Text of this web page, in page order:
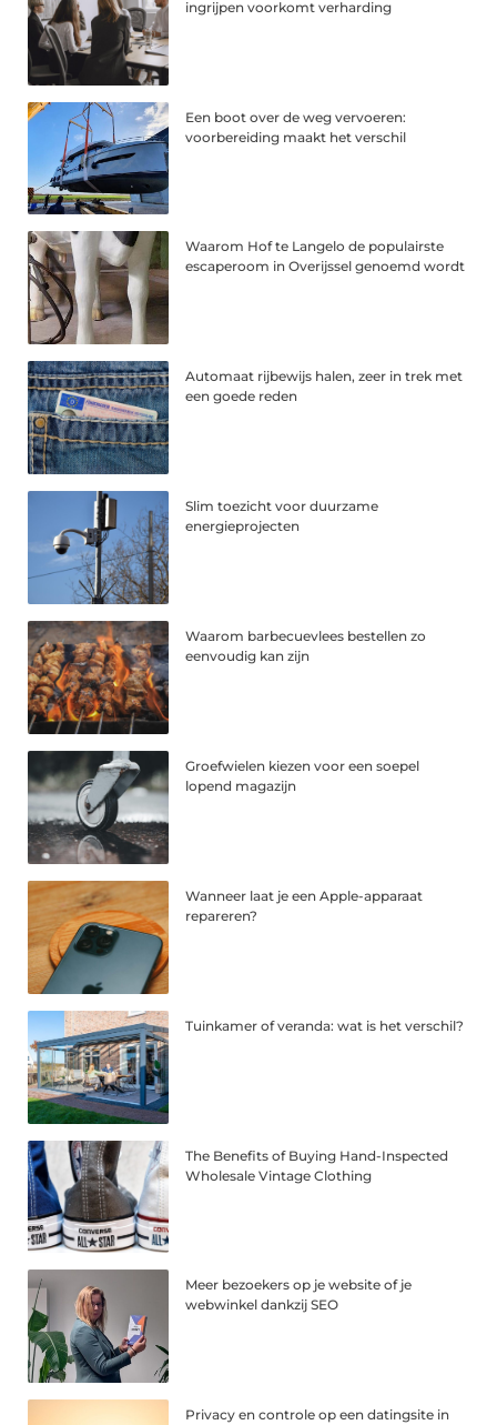
ingrijpen voorkomt verharding
Een boot over de weg vervoeren:
voorbereiding maakt het verschil
Waarom Hof te Langelo de populairste
escaperoom in Overijssel genoemd wordt
Automaat rijbewijs halen, zeer in trek met
een goede reden
Slim toezicht voor duurzame
energieprojecten
Waarom barbecuevlees bestellen zo
eenvoudig kan zijn
Groefwielen kiezen voor een soepel
lopend magazijn
Wanneer laat je een Apple-apparaat
repareren?
Tuinkamer of veranda: wat is het verschil?
The Benefits of Buying Hand-Inspected
Wholesale Vintage Clothing
Meer bezoekers op je website of je
webwinkel dankzij SEO
Privacy en controle op een datingsite in